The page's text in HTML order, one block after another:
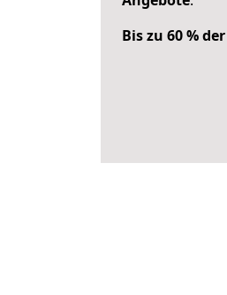
Bis zu 60 %